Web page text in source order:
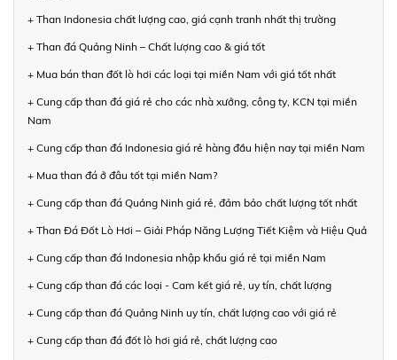
+ Than Indonesia chất lượng cao, giá cạnh tranh nhất thị trường
+ Than đá Quảng Ninh – Chất lượng cao & giá tốt
+ Mua bán than đốt lò hơi các loại tại miền Nam với giá tốt nhất
+ Cung cấp than đá giá rẻ cho các nhà xưởng, công ty, KCN tại miền
Nam
+ Cung cấp than đá Indonesia giá rẻ hàng đầu hiện nay tại miền Nam
+ Mua than đá ở đâu tốt tại miền Nam?
+ Cung cấp than đá Quảng Ninh giá rẻ, đảm bảo chất lượng tốt nhất
+ Than Đá Đốt Lò Hơi – Giải Pháp Năng Lượng Tiết Kiệm và Hiệu Quả
+ Cung cấp than đá Indonesia nhập khẩu giá rẻ tại miền Nam
+ Cung cấp than đá các loại - Cam kết giá rẻ, uy tín, chất lượng
+ Cung cấp than đá Quảng Ninh uy tín, chất lượng cao với giá rẻ
+ Cung cấp than đá đốt lò hơi giá rẻ, chất lượng cao